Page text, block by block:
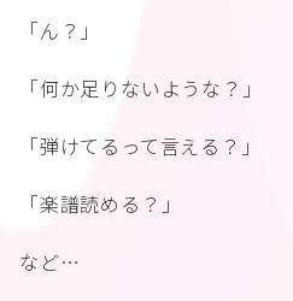
「ん？」
「何か足りないような？」
「弾けてるって言える？」
「楽譜読める？」
など…